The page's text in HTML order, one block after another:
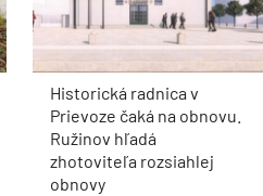
Historická radnica v
Prievoze čaká na obnovu.
Ružinov hľadá
zhotoviteľa rozsiahlej
obnovy